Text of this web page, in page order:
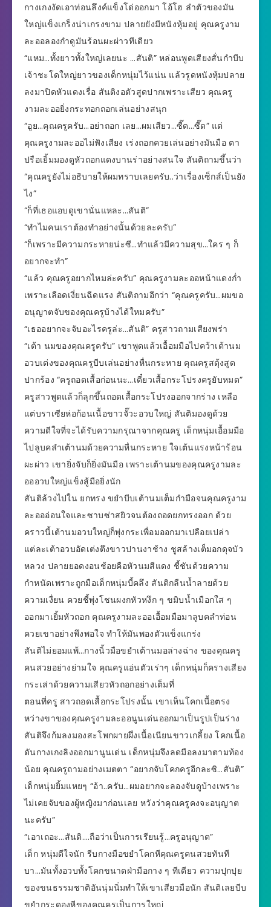
กางเกงงัดเอาท่อนลึงค์แข็งโด่ออกมา โอ้โฮ ลำตัวของมัน
ใหญ่แข็งเกร็งน่าเกรงขาม ปลายยังมีหนังหุ้มอยู่ คุณครูงาม
ละออลองกำดูมันร้อนผะผ่าวทีเดียว
“แหม…ทั้งยาวทั้งใหญ่เลยนะ …สันติ” หล่อนพูดเสียงสั่นกำบีบ
เจ้าชะโดใหญ่ยาวของเด็กหนุ่มไว้แน่น แล้วรูดหนังหุ้มปลาย
ลงมาปิดหัวแดงเรื่อ สันติงอตัวสูดปากเพราะเสียว คุณครู
งามละออยิ่งกระทอกถอกเล่นอย่างสนุก
“อูย…คุณครูครับ…อย่าถอก เลย…ผมเสียว…ซี๊ด…ซี๊ด” แต่
คุณครูงามละออไม่ฟังเสียง เร่งถอกควยเล่นอย่างมันมือ ตา
ปรือเยิ้มมองดูหัวถอกแดงบานร่าอย่างสนใจ สันติถามขึ้นว่า
“คุณครูยังไม่อธิบายให้ผมทราบเลยครับ..ว่าเรื่องเซ็กส์เป็นยัง
ไง”
“ก็ที่เธอแอบดูเขานั่นแหละ…สันติ”
“ทำไมคนเราต้องทำอย่างนั้นด้วยละครับ”
“ก็เพราะมีความกระหายน่ะซี…ทำแล้วมีความสุข…ใคร ๆ ก็
อยากจะทำ”
“แล้ว คุณครูอยากไหมล่ะครับ” คุณครูงามละออหน้าแดงก่ำ
เพราะเลือดเงี่ยนฉีดแรง สันติถามอีกว่า “คุณครูครับ…ผมขอ
อนุญาตจับของคุณครูบ้างได้ใหมครับ”
“เธออยากจะจับอะไรครูล่ะ…สันติ” ครูสาวถามเสียงพร่า
“เต้า นมของคุณครูครับ” เขาพูดแล้วเอื้อมมือไปคว้าเต้านม
อวบเต่งของคุณครูบีบเล่นอย่างหื่นกระหาย คุณครูสดุ้งสูด
ปากร้อง “ครูถอดเสื้อก่อนนะ…เดี๋ยวเสื้อกระโปรงครูยับหมด”
ครูสาวพูดแล้วก็ลุกขึ้นถอดเสื้อกระโปรงออกจากร่าง เหลือ
แต่บราเซียห่อก้อนเนื้อขาวจั๊วะอวบใหญ่ สันติมองดูด้วย
ความดีใจที่จะได้รับความกรุณาจากคุณครู เด็กหนุ่มเอื้อมมือ
ไปลูบคลำเต้านมด้วยความหื่นกระหาย ใจเต้นแรงหน้าร้อน
ผะผ่าว เขายิ่งจับก็ยิ่งมันมือ เพราะเต้านมของคุณครูงามละ
อออวบใหญ่แข็งสู้มือยิ่งนัก
สันติล้วงไปใน ยกทรง ขยำบีบเต้านมเต็มกำมือจนคุณครูงาม
ละอออ่อนใจและซาบซ่าสยิวจนต้องถอดยกทรงออก ด้วย
คราวนี้เต้านมอวบใหญ่ก็พุ่งกระเพื่อมออกมาเปลือยเปล่า
แต่ละเต้าอวบอัดเต่งตึงขาวปานงาช้าง ชูสล้างเต็มอกดุจบัว
หลวง ปลายยอดงอนช้อยคือหัวนมสีแดง ชี้ชันด้วยความ
กำหนัดเพราะถูกมือเด็กหนุ่มบี้คลึง สันติกลืนน้ำลายด้วย
ความเงื่ยน ควยชี้พุ่งโชนผงกหัวหงึก ๆ ขมิบน้ำเมือกใส ๆ
ออกมาเยิ้มหัวถอก คุณครูงามละออเอื้อมมือมาลูบคลำท่อน
ควยเขาอย่างพึงพอใจ ทำให้มันพองตัวแข็งแกร่ง
สันติไม่ยอมแพ้…กางนิ้วมือขยำเต้านมอล่างฉ่าง ของคุณครู
คนสวยอย่างย่ามใจ คุณครูแอ่นตัวเร่าๆ เด็กหนุ่มก็ครางเสียง
กระเส่าด้วยความเสียวหัวถอกอย่างเต็มที่
ตอนที่ครู สาวถอดเสื้อกระโปรงนั้น เขาเห็นโคกเนื้อตรง
หว่างขาของคุณครูงามละออนูนเด่นออกมาเป็นรูปเป็นร่าง
สันติจึงก้มลงมองสะโพกผายผึ่งเนื้อเนียนขาวเกลี้ยง โคกเนื้อ
ดันกางเกงลิงออกมานูนเด่น เด็กหนุ่มจึงลดมือลงมาตามท้อง
น้อย คุณครูถามอย่างเมตตา “อยากจับโคกครูอีกละซิ…สันติ”
เด็กหนุ่มยิ้มแหยๆ “อ้า..ครับ…ผมอยากจะลองจับดูบ้างเพราะ
ไม่เคยจับของผู้หญิงมาก่อนเลย หวังว่าคุณครูคงจะอนุญาต
นะครับ”
“เอาเถอะ…สันติ….ถือว่าเป็นการเรียนรู้…ครูอนุญาต”
เด็ก หนุ่มดีใจนัก รีบกางมือขยำโคกหีคุณครูคนสวยทันที
บา…มันทั้งอวบทั้งโคกขนาดฝ่ามือกาง ๆ ทีเดียว ความปุกปุย
ของขนธรรมชาติอันนุ่มนิ่มทำให้เขาเสียวมือนัก สันติเลยบีบ
ขยำกระดองหีของคุณครูเป็นการใหญ่